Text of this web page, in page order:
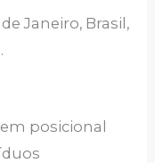
Janeiro, Brasil,
posicional